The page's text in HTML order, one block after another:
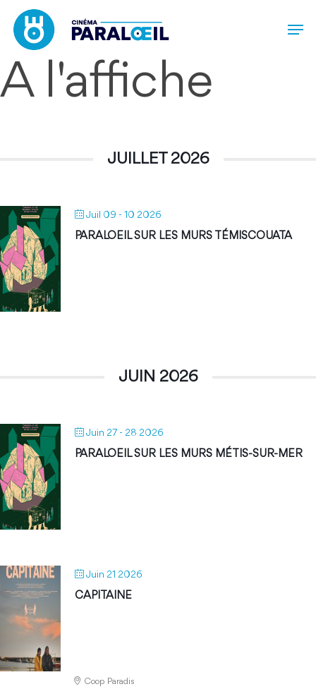
main
content
À l'affiche
JUILLET 2026
Juil 09 - 10 2026
PARALOEIL SUR LES MURS TÉMISCOUATA
JUIN 2026
Juin 27 - 28 2026
PARALOEIL SUR LES MURS MÉTIS-SUR-MER
Juin 21 2026
CAPITAINE
Coop Paradis